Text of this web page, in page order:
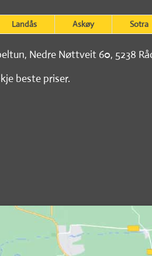
Landås Askøy Sotra
Nedre Nøttveit 60, 5238
beste priser.